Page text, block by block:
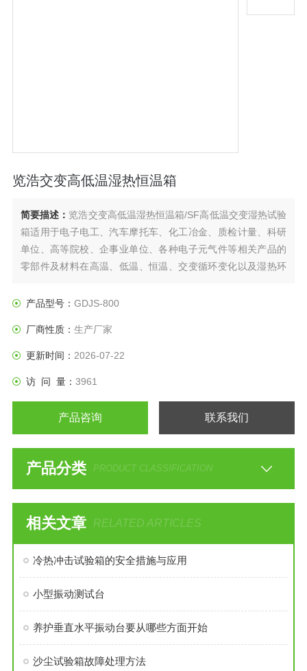
览浩交变高低温湿热恒温箱
简要描述： 览浩交变高低温湿热恒温箱/SF高低温交变湿热试验
箱适用于电子电工、汽车摩托车、化工冶金、质检计量、科研
单位、高等院校、企事业单位、各种电子元气件等相关产品的
零部件及材料在高温、低温、恒温、交变循环变化以及湿热环
模拟环境试验*设备。
产品型号： GDJS-800
厂商性质： 生产厂家
更新时间： 2026-07-22
访 问 量： 3961
产品咨询 联系我们
产品分类 PRODUCT CLASSIFICATION
相关文章 RELATED ARTICLES
冷热冲击试验箱的安全措施与应用
小型振动测试台
养护垂直水平振动台要从哪些方面开始
沙尘试验箱故障处理方法